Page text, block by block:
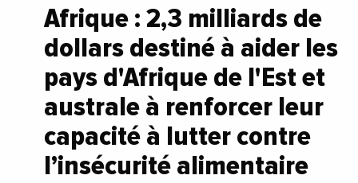
Afrique : 2,3 milliards de
dollars destiné à aider les
pays d'Afrique de l'Est et
australe à renforcer leur
capacité à lutter contre
l’insécurité alimentaire